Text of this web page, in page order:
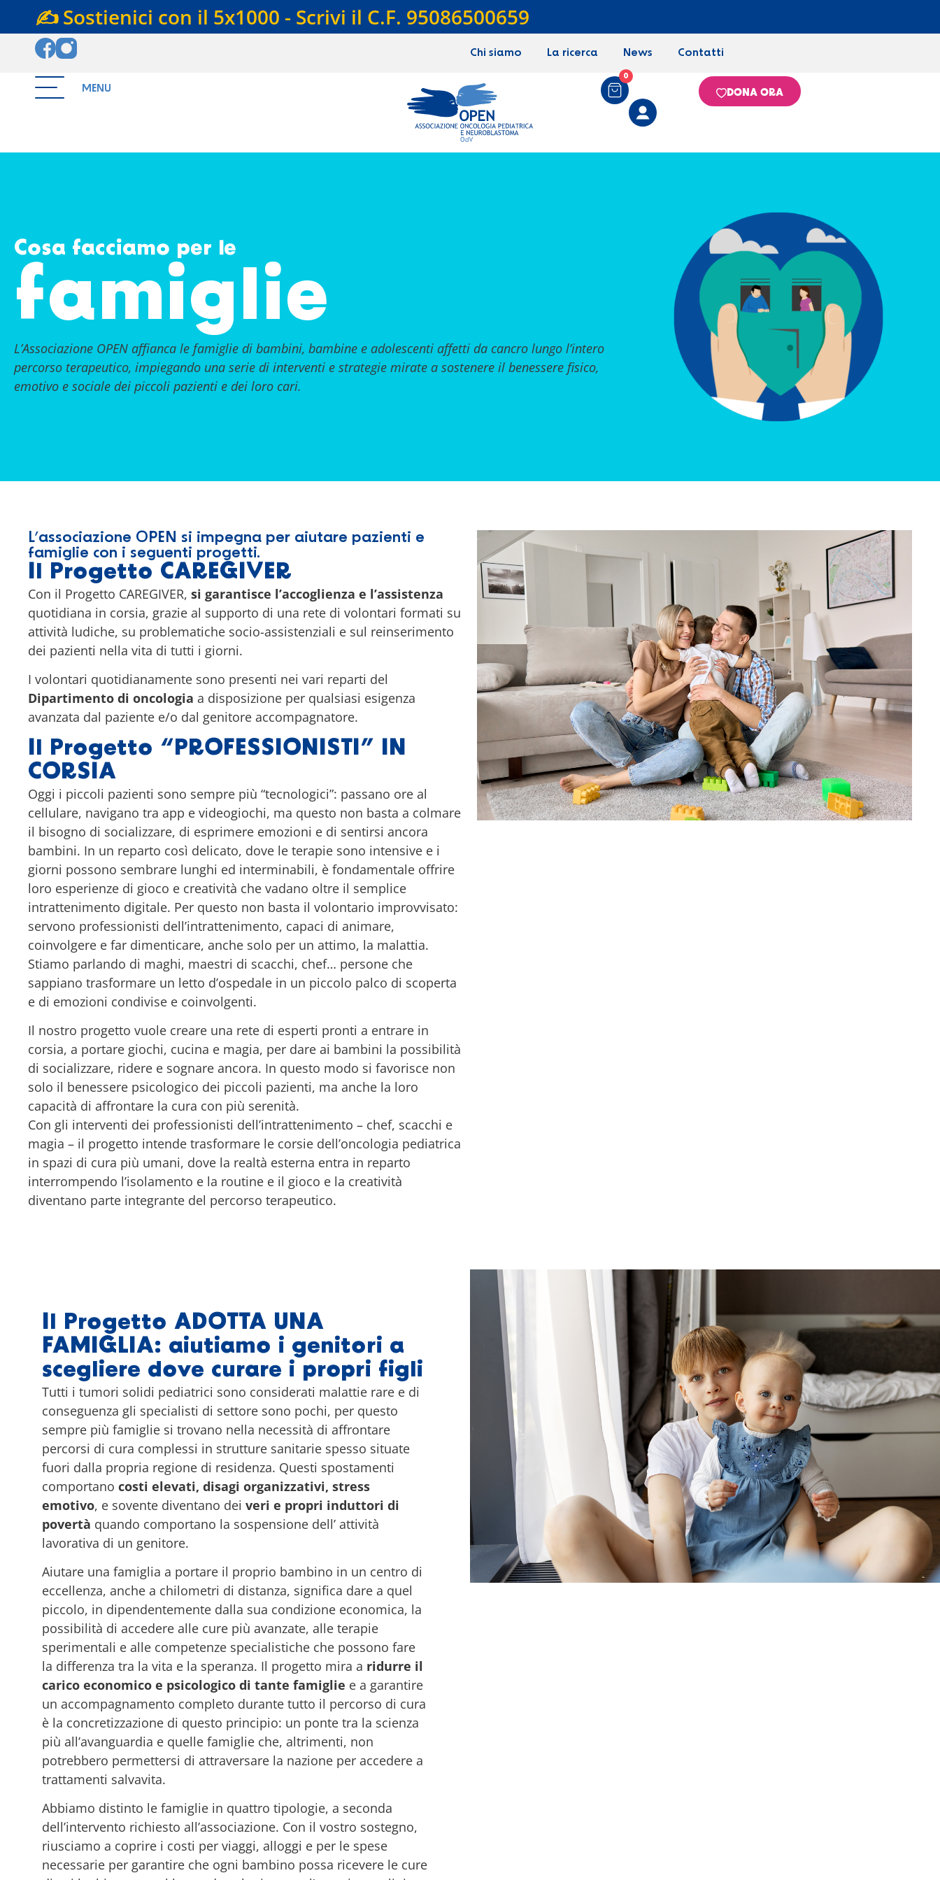
✍️ Sostienici con il 5x1000 - Scrivi il C.F. 95086500659
Chi siamo La ricerca News Contatti
MENU
0
DONA ORA
Cosa facciamo per le
famiglie
L’Associazione OPEN affianca le famiglie di bambini, bambine e adolescenti affetti da cancro lungo l’intero
percorso terapeutico, impiegando una serie di interventi e strategie mirate a sostenere il benessere fisico,
emotivo e sociale dei piccoli pazienti e dei loro cari.
L’associazione OPEN si impegna per aiutare pazienti e
famiglie con i seguenti progetti.
Il Progetto CAREGIVER
Con il Progetto CAREGIVER, si garantisce l’accoglienza e l’assistenza
quotidiana in corsia, grazie al supporto di una rete di volontari formati su
attività ludiche, su problematiche socio-assistenziali e sul reinserimento
dei pazienti nella vita di tutti i giorni.
I volontari quotidianamente sono presenti nei vari reparti del
Dipartimento di oncologia a disposizione per qualsiasi esigenza
avanzata dal paziente e/o dal genitore accompagnatore.
Il Progetto “PROFESSIONISTI” IN
CORSIA
Oggi i piccoli pazienti sono sempre più “tecnologici”: passano ore al
cellulare, navigano tra app e videogiochi, ma questo non basta a colmare
il bisogno di socializzare, di esprimere emozioni e di sentirsi ancora
bambini. In un reparto così delicato, dove le terapie sono intensive e i
giorni possono sembrare lunghi ed interminabili, è fondamentale offrire
loro esperienze di gioco e creatività che vadano oltre il semplice
intrattenimento digitale. Per questo non basta il volontario improvvisato:
servono professionisti dell’intrattenimento, capaci di animare,
coinvolgere e far dimenticare, anche solo per un attimo, la malattia.
Stiamo parlando di maghi, maestri di scacchi, chef… persone che
sappiano trasformare un letto d’ospedale in un piccolo palco di scoperta
e di emozioni condivise e coinvolgenti.
Il nostro progetto vuole creare una rete di esperti pronti a entrare in
corsia, a portare giochi, cucina e magia, per dare ai bambini la possibilità
di socializzare, ridere e sognare ancora. In questo modo si favorisce non
solo il benessere psicologico dei piccoli pazienti, ma anche la loro
capacità di affrontare la cura con più serenità.
Con gli interventi dei professionisti dell’intrattenimento – chef, scacchi e
magia – il progetto intende trasformare le corsie dell’oncologia pediatrica
in spazi di cura più umani, dove la realtà esterna entra in reparto
interrompendo l’isolamento e la routine e il gioco e la creatività
diventano parte integrante del percorso terapeutico.
Il Progetto ADOTTA UNA
FAMIGLIA: aiutiamo i genitori a
scegliere dove curare i propri figli
Tutti i tumori solidi pediatrici sono considerati malattie rare e di
conseguenza gli specialisti di settore sono pochi, per questo
sempre più famiglie si trovano nella necessità di affrontare
percorsi di cura complessi in strutture sanitarie spesso situate
fuori dalla propria regione di residenza. Questi spostamenti
comportano costi elevati, disagi organizzativi, stress
emotivo, e sovente diventano dei veri e propri induttori di
povertà quando comportano la sospensione dell’ attività
lavorativa di un genitore.
Aiutare una famiglia a portare il proprio bambino in un centro di
eccellenza, anche a chilometri di distanza, significa dare a quel
piccolo, in dipendentemente dalla sua condizione economica, la
possibilità di accedere alle cure più avanzate, alle terapie
sperimentali e alle competenze specialistiche che possono fare
la differenza tra la vita e la speranza. Il progetto mira a ridurre il
carico economico e psicologico di tante famiglie e a garantire
un accompagnamento completo durante tutto il percorso di cura
è la concretizzazione di questo principio: un ponte tra la scienza
più all’avanguardia e quelle famiglie che, altrimenti, non
potrebbero permettersi di attraversare la nazione per accedere a
trattamenti salvavita.
Abbiamo distinto le famiglie in quattro tipologie, a seconda
dell’intervento richiesto all’associazione. Con il vostro sostegno,
riusciamo a coprire i costi per viaggi, alloggi e per le spese
necessarie per garantire che ogni bambino possa ricevere le cure